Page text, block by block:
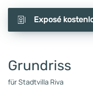
Exposé
Grundriss
für Stadtvilla Riva